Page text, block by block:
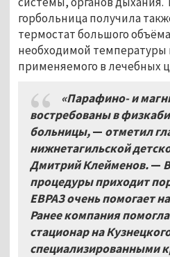
горбольница получила
термостат большого
необходимой температуры
применяемого в лечебных
«Парафино- и
востребованы в
больницы,— отметил
нижнетагильской
Дмитрий Клейменов.—
процедуры приходит
ЕВРАЗ очень помогает
Ранее компания
стационар на
специализированными